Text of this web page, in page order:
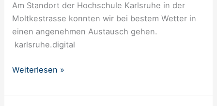
Am Standort der Hochschule Karlsruhe in der
Moltkestrasse konnten wir bei bestem Wetter in
einen angenehmen Austausch gehen.
karlsruhe.digital
Weiterlesen »